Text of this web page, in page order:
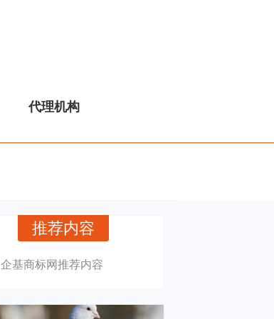
代理机构
推荐内容
企基商标网推荐内容